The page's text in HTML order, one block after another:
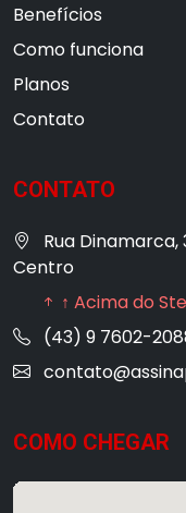
Benefícios
Como funciona
Planos
Contato
CONTATO
Rua
Centro
↑ Acima do
(43) 9 7602-
COMO CHEGAR